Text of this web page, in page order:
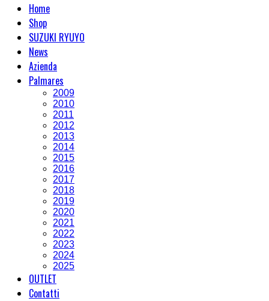
Home
Shop
SUZUKI RYUYO
News
Azienda
Palmares
2009
2010
2011
2012
2013
2014
2015
2016
2017
2018
2019
2020
2021
2022
2023
2024
2025
OUTLET
Contatti